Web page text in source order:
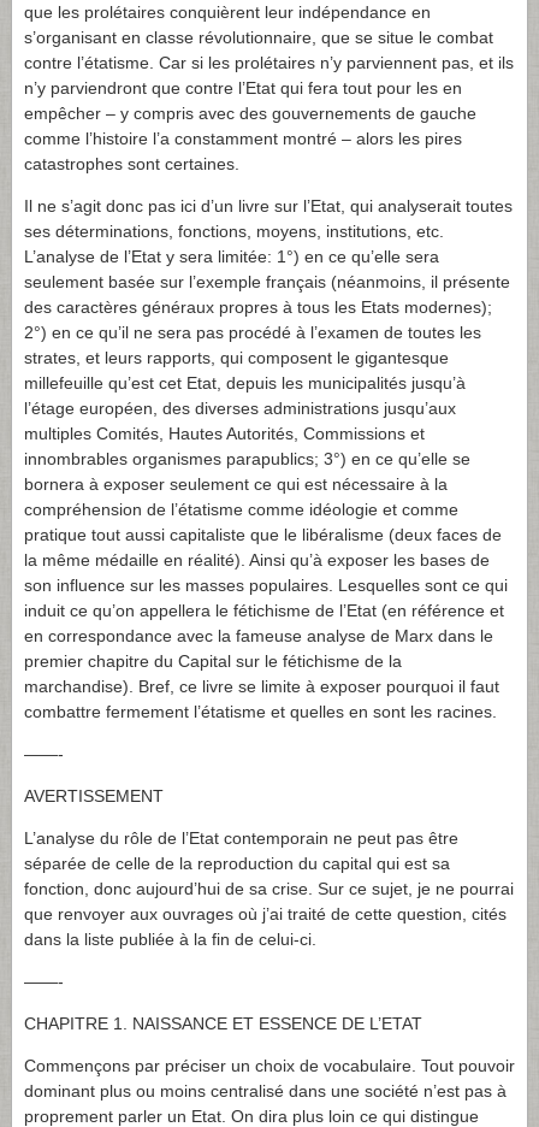
que les prolétaires conquièrent leur indépendance en
s’organisant en classe révolutionnaire, que se situe le combat
contre l’étatisme. Car si les prolétaires n’y parviennent pas, et ils
n’y parviendront que contre l’Etat qui fera tout pour les en
empêcher – y compris avec des gouvernements de gauche
comme l’histoire l’a constamment montré – alors les pires
catastrophes sont certaines.
Il ne s’agit donc pas ici d’un livre sur l’Etat, qui analyserait toutes
ses déterminations, fonctions, moyens, institutions, etc.
L’analyse de l’Etat y sera limitée: 1°) en ce qu’elle sera
seulement basée sur l’exemple français (néanmoins, il présente
des caractères généraux propres à tous les Etats modernes);
2°) en ce qu’il ne sera pas procédé à l’examen de toutes les
strates, et leurs rapports, qui composent le gigantesque
millefeuille qu’est cet Etat, depuis les municipalités jusqu’à
l’étage européen, des diverses administrations jusqu’aux
multiples Comités, Hautes Autorités, Commissions et
innombrables organismes parapublics; 3°) en ce qu’elle se
bornera à exposer seulement ce qui est nécessaire à la
compréhension de l’étatisme comme idéologie et comme
pratique tout aussi capitaliste que le libéralisme (deux faces de
la même médaille en réalité). Ainsi qu’à exposer les bases de
son influence sur les masses populaires. Lesquelles sont ce qui
induit ce qu’on appellera le fétichisme de l’Etat (en référence et
en correspondance avec la fameuse analyse de Marx dans le
premier chapitre du Capital sur le fétichisme de la
marchandise). Bref, ce livre se limite à exposer pourquoi il faut
combattre fermement l’étatisme et quelles en sont les racines.
——-
AVERTISSEMENT
L’analyse du rôle de l’Etat contemporain ne peut pas être
séparée de celle de la reproduction du capital qui est sa
fonction, donc aujourd’hui de sa crise. Sur ce sujet, je ne pourrai
que renvoyer aux ouvrages où j’ai traité de cette question, cités
dans la liste publiée à la fin de celui-ci.
——-
CHAPITRE 1. NAISSANCE ET ESSENCE DE L’ETAT
Commençons par préciser un choix de vocabulaire. Tout pouvoir
dominant plus ou moins centralisé dans une société n’est pas à
proprement parler un Etat. On dira plus loin ce qui distingue